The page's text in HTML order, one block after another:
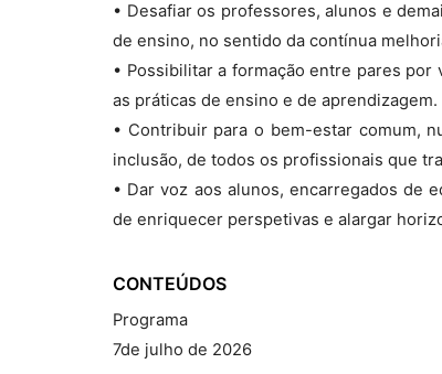
• Desafiar os professores, alunos e
de ensino, no sentido da contínua
• Possibilitar a formação entre pares
as práticas de ensino e de aprendizagem.
• Contribuir para o bem-estar comum,
inclusão, de todos os profissionais que
• Dar voz aos alunos, encarregados de
de enriquecer perspetivas e alargar
CONTEÚDOS
Programa
7de julho de 2026